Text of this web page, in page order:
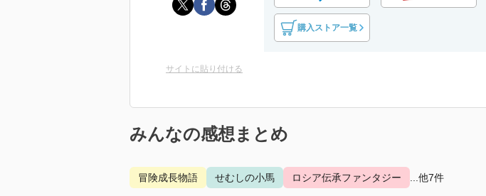
購入ストア一覧
サイトに貼り付ける
みんなの感想まとめ
冒険成長物語 せむしの小馬 ロシア伝承ファンタジー ...他7件